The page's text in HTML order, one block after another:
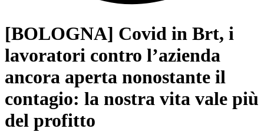
[BOLOGNA] Covid in Brt, i
lavoratori contro l’azienda
ancora aperta nonostante il
contagio: la nostra vita vale più
del profitto